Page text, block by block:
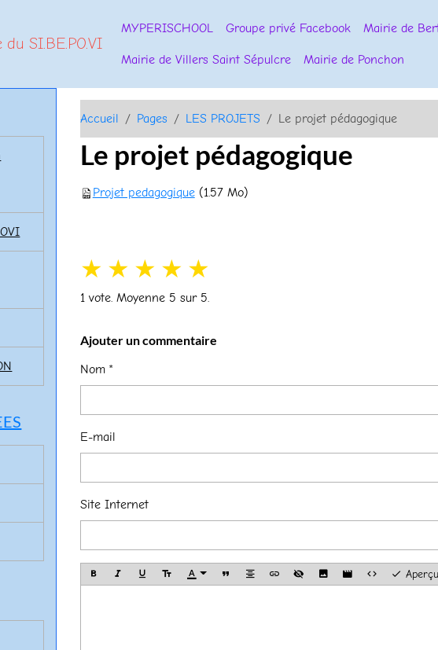
SI.BE.PO.VI
MYPERISCHOOL Groupe privé Facebook Mairie de
Mairie de Villers Saint Sépulcre Mairie de Ponchon
Accueil Pages LES PROJETS Le projet pédagogique
Le projet pédagogique
Projet pedagogique(1.57 Mo)
★ ★ ★ ★ ★
1vote. Moyenne 5 sur 5.
Ajouter un commentaire
Nom
E-mail
Site Internet
Aperçu